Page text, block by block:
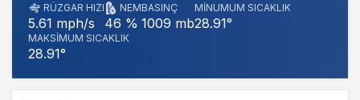
RÜZGAR HIZI
5.61 mph/s
NEM
46 %
BASINÇ
1009 mb
MINUMUM SICAKLIK
28.91°
MAKSIMUM SICAKLIK
28.91°